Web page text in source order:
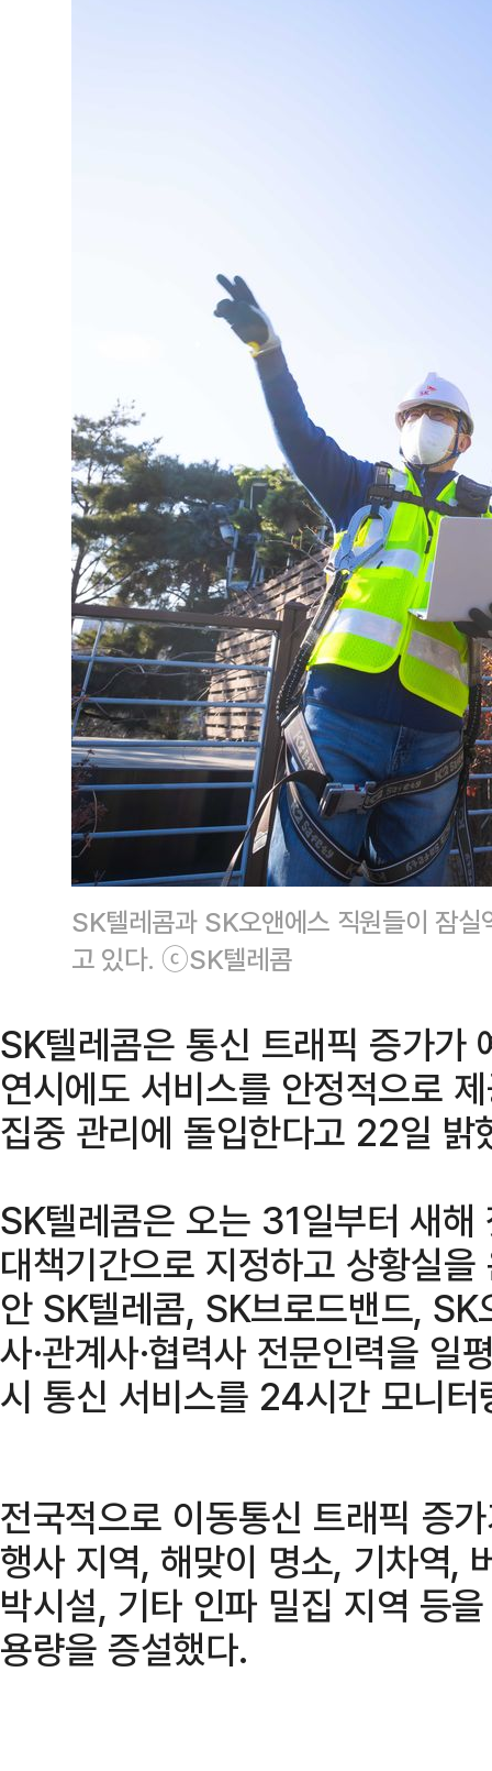
SK텔레콤과 SK오앤에스 직원들이 잠
고 있다. ⓒSK텔레콤
SK텔레콤은 통신 트래픽 증가가
연시에도 서비스를 안정적으로
집중 관리에 돌입한다고 22일 밝
SK텔레콤은 오는 31일부터 새
대책기간으로 지정하고 상황실
안 SK텔레콤, SK브로드밴드,
사·관계사·협력사 전문인력을
시 통신 서비스를 24시간 모니터
전국적으로 이동통신 트래픽 증
행사 지역, 해맞이 명소, 기차역,
박시설, 기타 인파 밀집 지역 등
용량을 증설했다.